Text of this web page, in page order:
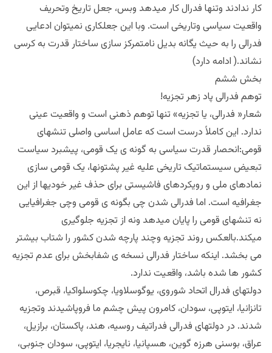
کار ندادند وتنها فدرال کار میدهد وبس، جعل تاریخ وتحریف
واقعیت سیاسی وتاریخی است. وبا این جعلکاری نمیتوان ادعایی
فدرالی را به حیث یگانه بدیل نامتمرکز سازی ساختار قدرت به کرسی
نشاند.( ادامه دارد)
بخش ششم
توهم فدرالی پاد زهر تجزیه!
شعار« فدرالی، یا تجزیه» تنها توهم ذهنی است و واقعیت عینی
ندارد. این کاملاً درست است که عامل اساسی واصلی تنشهای
قومی:انحصار قدرت سیاسی به گونه ی یک قومی، پیشبرد سیاست
تبعیض سیستماتیک تاریخی علیه غیر پشتونها، یک قومی سازی
نمادهای ملی و رویکردهای فاشیستی برای حذف غیر خودیها از این
جغرافیه است. اما فدرالی شدن چی بگونه ی قومی وچی جغرافیایی
نه تنشهای قومی را پایان میدهد ونه از تجزیه جلوگیری
میکند.بالعکس روند تجزیه وچند پارچه شدن کشور را شتاب بیشتر
می بخشد. اینکه ساختار فدرالی نسخه ی شفابخش برای عدم تجزیه
کشور ها شده باشد، واقعیت ندارد.
دولتهای فدرال اتحاد شوروی، یوگوسلاویا، چکوسلواکیا، قبرص،
تانزانیا، ایتوپی، سودان، کامرون پیش چشم ما فروپاشیدند وتجزیه
شدند. در دولتهای فدرالی فدراتیف روسیه، هند، پاکستان، برازیل،
عراق، بوسنی هرزه گوین، هسپانیا، نایجریا، ایتوپی، سودان جنوبی،